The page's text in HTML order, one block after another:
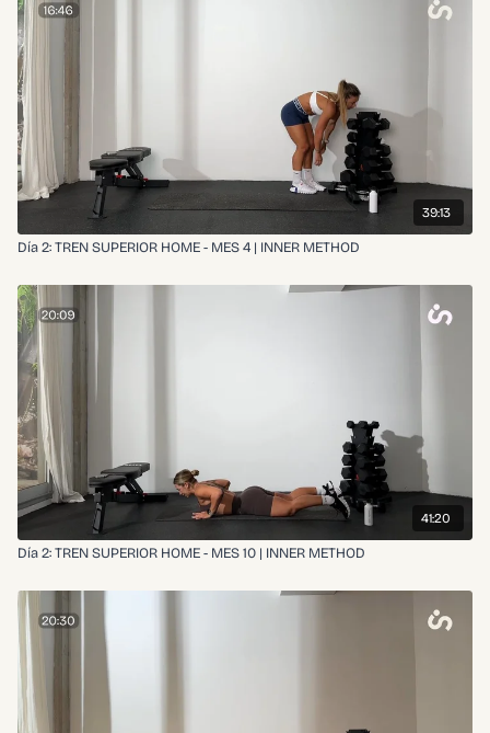
39:13
Día 2: TREN SUPERIOR HOME - MES 4 | INNER METHOD
41:20
Día 2: TREN SUPERIOR HOME - MES 10 | INNER METHOD